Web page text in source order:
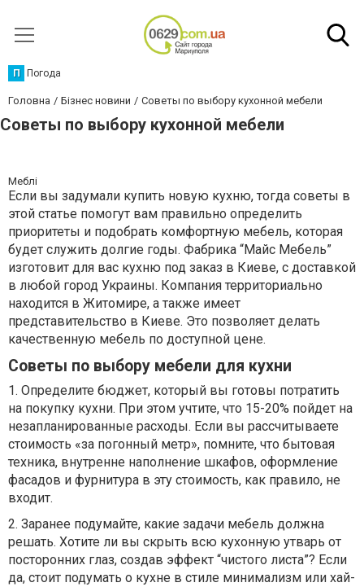
П Погода
Головна Бізнес новини Советы по выбору кухонной мебели
Советы по выбору кухонной мебели
Меблі
Если вы задумали купить новую кухню, тогда советы в
этой статье помогут вам правильно определить
приоритеты и подобрать комфортную мебель, которая
будет служить долгие годы. Фабрика “Майс Мебель”
изготовит для вас кухню под заказ в Киеве, с доставкой
в любой город Украины. Компания территориально
находится в Житомире, а также имеет
представительство в Киеве. Это позволяет делать
качественную мебель по доступной цене.
Советы по выбору мебели для кухни
1. Определите бюджет, который вы готовы потратить
на покупку кухни. При этом учтите, что 15-20% пойдет на
незапланированные расходы. Если вы рассчитываете
стоимость «за погонный метр», помните, что бытовая
техника, внутренне наполнение шкафов, оформление
фасадов и фурнитура в эту стоимость, как правило, не
входит.
2. Заранее подумайте, какие задачи мебель должна
решать. Хотите ли вы скрыть всю кухонную утварь от
посторонних глаз, создав эффект “чистого листа”? Если
да, стоит подумать о кухне в стиле минимализм или хай-